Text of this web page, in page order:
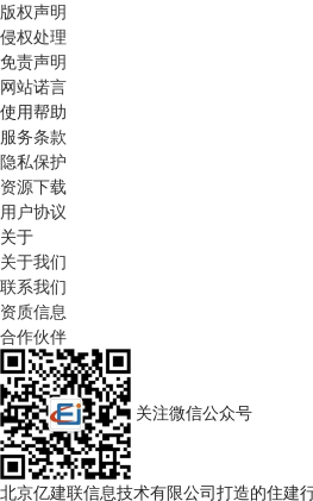
版权声明
侵权处理
免责声明
网站诺言
使用帮助
服务条款
隐私保护
资源下载
用户协议
关于
关于我们
联系我们
资质信息
合作伙伴
关注微信公众号
北京亿建联信息技术有限公司打造的住建